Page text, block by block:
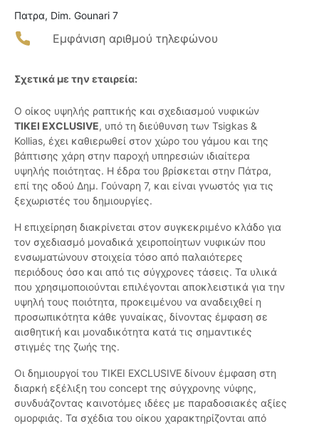
Πατρα, Dim. Gounari 7
Εμφάνιση αριθμού τηλεφώνου
Σχετικά με την εταιρεία:
Ο οίκος υψηλής ραπτικής και σχεδιασμού νυφικών
TIKEI EXCLUSIVE, υπό τη διεύθυνση των Tsigkas &
Kollias, έχει καθιερωθεί στον χώρο του γάμου και της
βάπτισης χάρη στην παροχή υπηρεσιών ιδιαίτερα
υψηλής ποιότητας. Η έδρα του βρίσκεται στην Πάτρα,
επί της οδού Δημ. Γούναρη 7, και είναι γνωστός για τις
ξεχωριστές του δημιουργίες.
Η επιχείρηση διακρίνεται στον συγκεκριμένο κλάδο για
τον σχεδιασμό μοναδικά χειροποίητων νυφικών που
ενσωματώνουν στοιχεία τόσο από παλαιότερες
περιόδους όσο και από τις σύγχρονες τάσεις. Τα υλικά
που χρησιμοποιούνται επιλέγονται αποκλειστικά για την
υψηλή τους ποιότητα, προκειμένου να αναδειχθεί η
προσωπικότητα κάθε γυναίκας, δίνοντας έμφαση σε
αισθητική και μοναδικότητα κατά τις σημαντικές
στιγμές της ζωής της.
Οι δημιουργοί του TIKEI EXCLUSIVE δίνουν έμφαση στη
διαρκή εξέλιξη του concept της σύγχρονης νύφης,
συνδυάζοντας καινοτόμες ιδέες με παραδοσιακές αξίες
ομορφιάς. Τα σχέδια του οίκου χαρακτηρίζονται από